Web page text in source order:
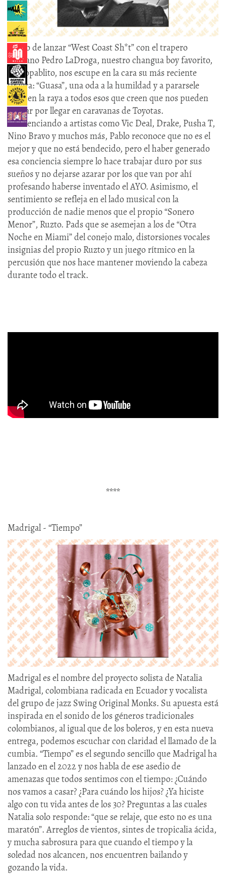
Luego de lanzar “West Coast Sh*t” con el trapero
sevillano Pedro LaDroga, nuestro changua boy favorito,
Ha$lopablito, nos escupe en la cara su más reciente
tiraera: “Guasa”, una oda a la humildad y a pararsele
duro en la raya a todos esos que creen que nos pueden
aceitar por llegar en caravanas de Toyotas.
Referenciando a artistas como Vic Deal, Drake, Pusha T,
Nino Bravo y muchos más, Pablo reconoce que no es el
mejor y que no está bendecido, pero el haber generado
esa conciencia siempre lo hace trabajar duro por sus
sueños y no dejarse azarar por los que van por ahí
profesando haberse inventado el AYO. Asimismo, el
sentimiento se refleja en el lado musical con la
producción de nadie menos que el propio “Sonero
Menor”, Ruzto. Pads que se asemejan a los de “Otra
Noche en Miami” del conejo malo, distorsiones vocales
insignias del propio Ruzto y un juego rítmico en la
percusión que nos hace mantener moviendo la cabeza
durante todo el track.
****
Madrigal - “Tiempo”
Madrigal es el nombre del proyecto solista de Natalia
Madrigal, colombiana radicada en Ecuador y vocalista
del grupo de jazz Swing Original Monks. Su apuesta está
inspirada en el sonido de los géneros tradicionales
colombianos, al igual que de los boleros, y en esta nueva
entrega, podemos escuchar con claridad el llamado de la
cumbia. “Tiempo” es el segundo sencillo que Madrigal ha
lanzado en el 2022 y nos habla de ese asedio de
amenazas que todos sentimos con el tiempo: ¿Cuándo
nos vamos a casar? ¿Para cuándo los hijos? ¿Ya hiciste
algo con tu vida antes de los 30? Preguntas a las cuales
Natalia solo responde: “que se relaje, que esto no es una
maratón”. Arreglos de vientos, sintes de tropicalia ácida,
y mucha sabrosura para que cuando el tiempo y la
soledad nos alcancen, nos encuentren bailando y
gozando la vida.